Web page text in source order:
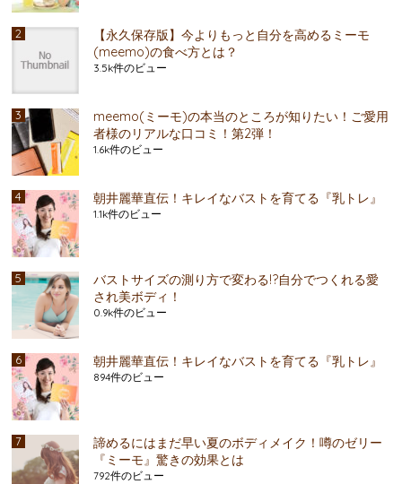
【永久保存版】今よりもっと自分を高めるミーモ
(meemo)の食べ方とは？
3.5k件のビュー
meemo(ミーモ)の本当のところが知りたい！ご愛用
者様のリアルな口コミ！第2弾！
1.6k件のビュー
朝井麗華直伝！キレイなバストを育てる『乳トレ』
1.1k件のビュー
バストサイズの測り方で変わる!?自分でつくれる愛
され美ボディ！
0.9k件のビュー
朝井麗華直伝！キレイなバストを育てる『乳トレ』
894件のビュー
諦めるにはまだ早い夏のボディメイク！噂のゼリー
『ミーモ』驚きの効果とは
792件のビュー